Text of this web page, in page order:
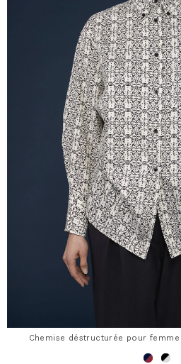
Chemise déstructurée pour